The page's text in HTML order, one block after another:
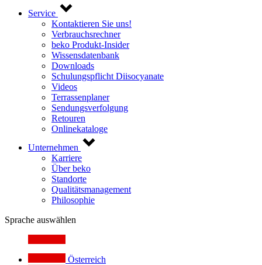
Service
Kontaktieren Sie uns!
Verbrauchsrechner
beko Produkt-Insider
Wissensdatenbank
Downloads
Schulungspflicht Diisocyanate
Videos
Terrassenplaner
Sendungsverfolgung
Retouren
Onlinekataloge
Unternehmen
Karriere
Über beko
Standorte
Qualitätsmanagement
Philosophie
Sprache auswählen
Österreich